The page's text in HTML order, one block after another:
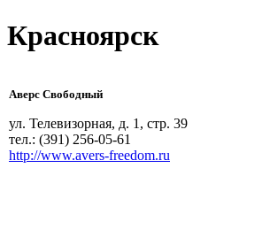
Красноярск
Аверс Свободный
ул. Телевизорная, д. 1, стр. 39
тел.: (391) 256-05-61
http://www.avers-freedom.ru